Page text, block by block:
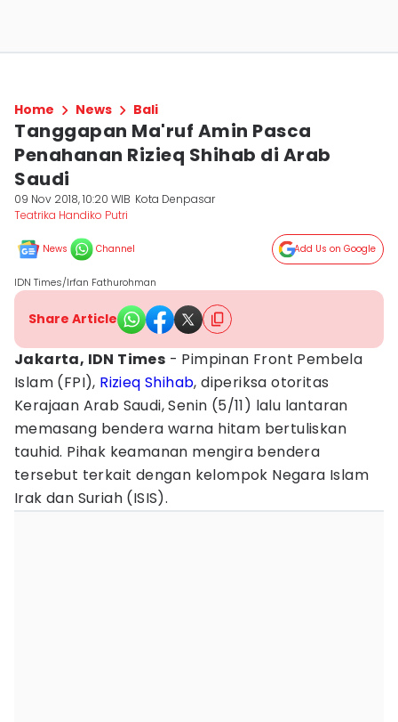
Home News Bali
Tanggapan Ma'ruf Amin Pasca
Penahanan Rizieq Shihab di Arab
Saudi
09 Nov 2018, 10:20 WIB Kota Denpasar
Teatrika Handiko Putri
News Channel Add Us on Google
IDN Times/Irfan Fathurohman
Share Article
Jakarta, IDN Times - Pimpinan Front Pembela
Islam (FPI), Rizieq Shihab, diperiksa otoritas
Kerajaan Arab Saudi, Senin (5/11) lalu lantaran
memasang bendera warna hitam bertuliskan
tauhid. Pihak keamanan mengira bendera
tersebut terkait dengan kelompok Negara Islam
Irak dan Suriah (ISIS).